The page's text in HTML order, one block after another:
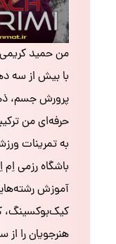
من حمید
با بیش از سه
پرورش جسم،
حرفه‌ای من
به تمرینات
باشگاه رزمی
آموزش
کیک‌بوکسینگ،
هنرجویان را